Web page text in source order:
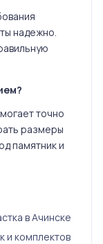
надежно.
точно
размеры
памятник и
в Ачинске
и комплектов